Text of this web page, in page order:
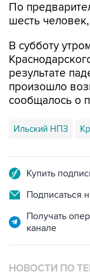
По
шесть
В субботу
результате
произошло
сообщалось о
Ильский НПЗ
Купить
Подписаться
Получать
канале
НОВОСТИ ПО